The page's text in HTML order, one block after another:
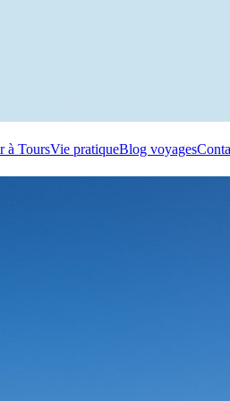
à ToursVie pratiqueBlog voyages